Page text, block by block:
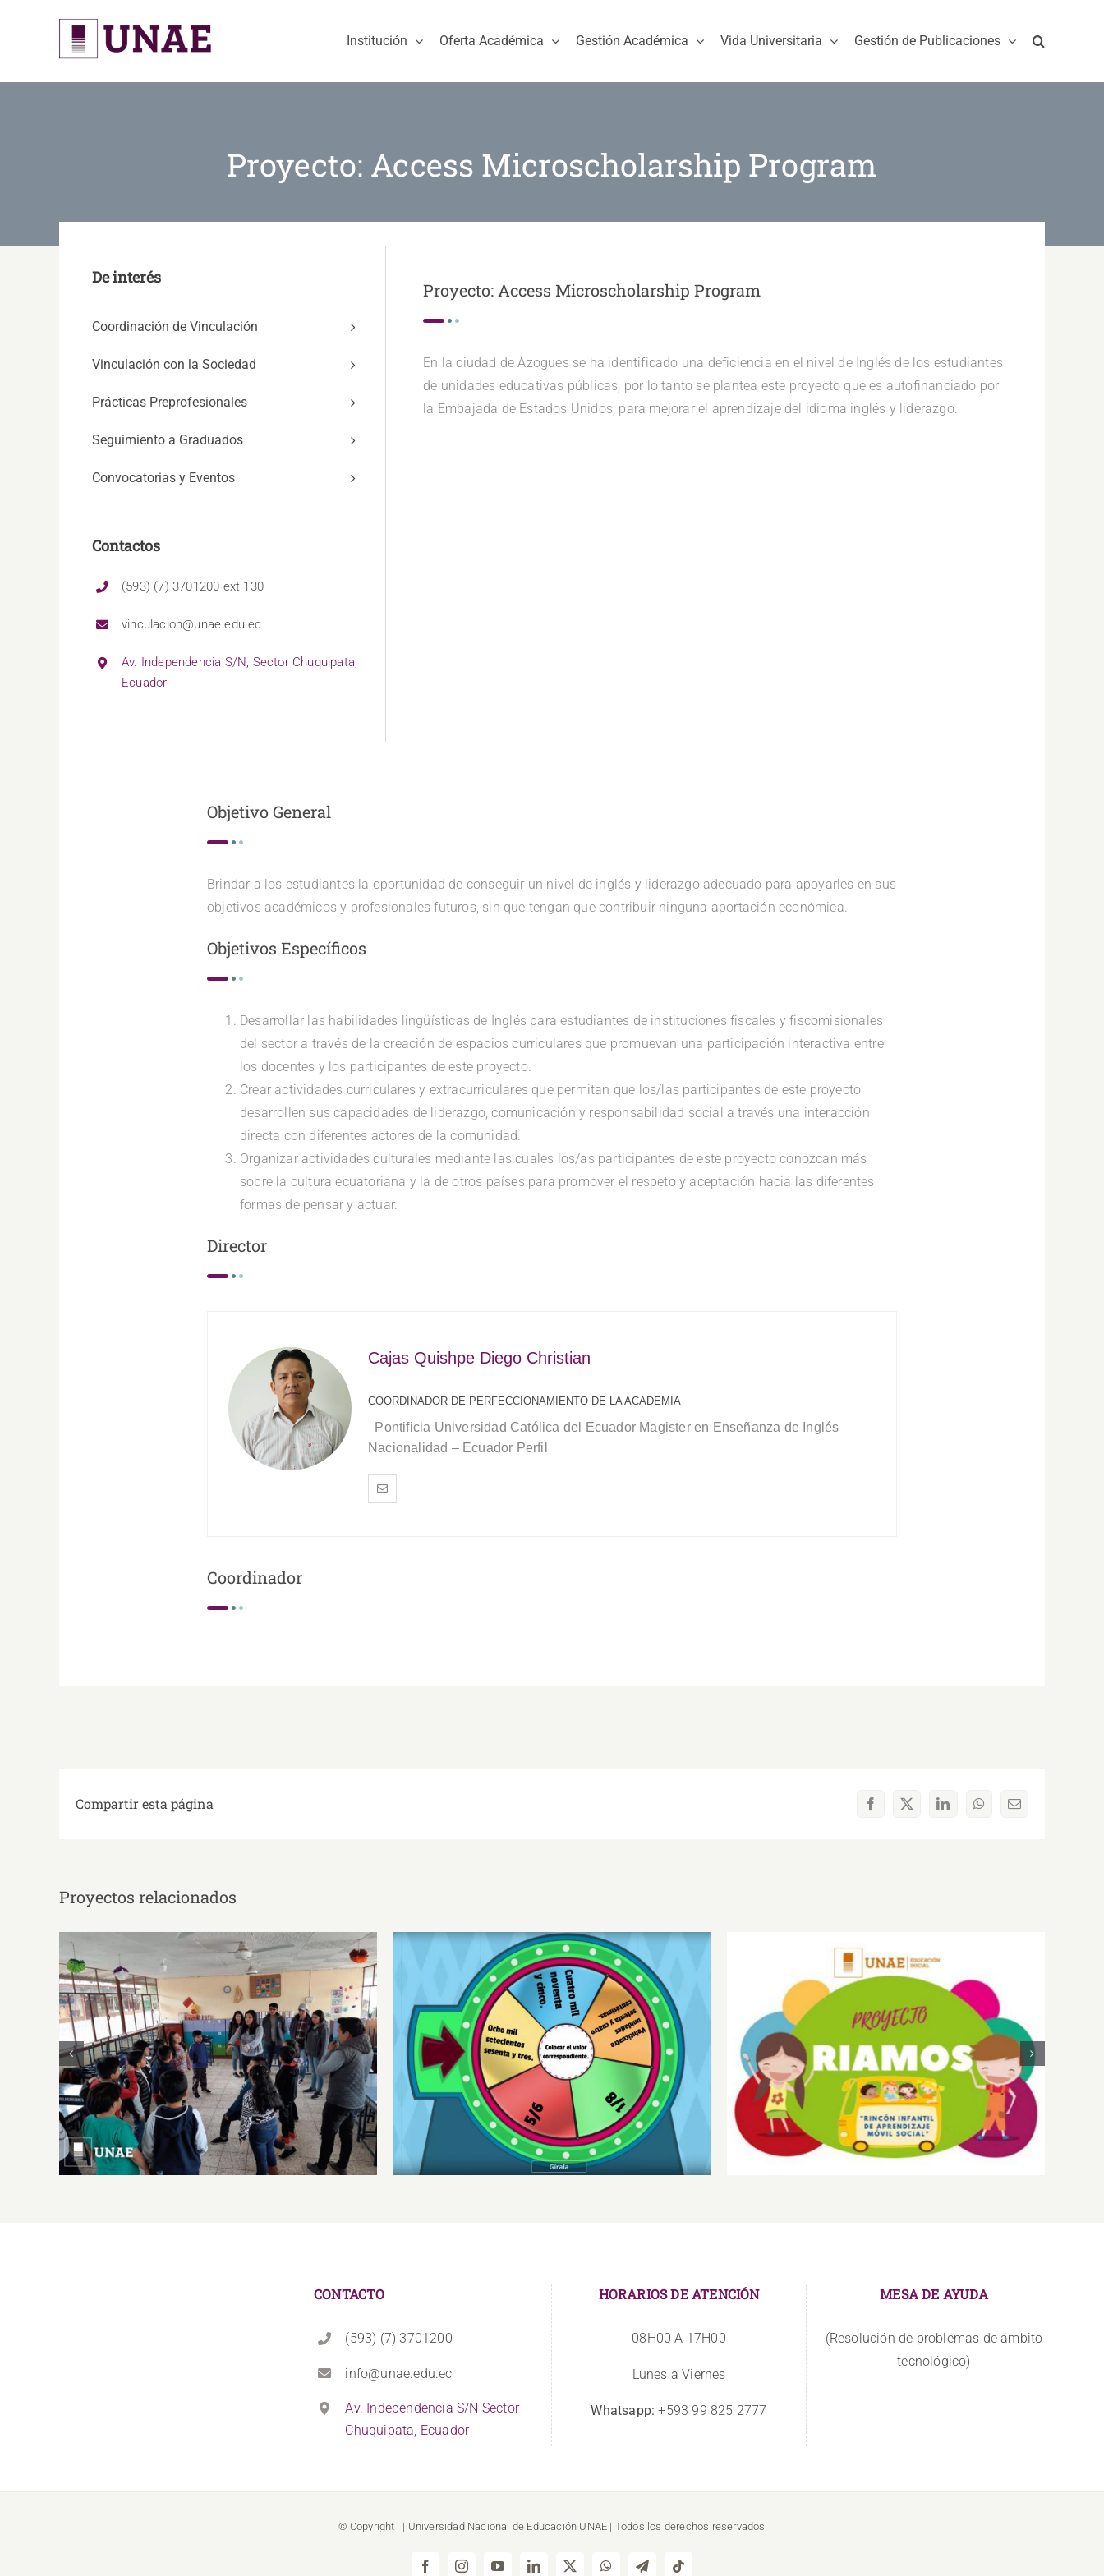
Institución Oferta Académica Gestión Académica Vida Universitaria Gestión de Publicaciones
Proyecto: Access Microscholarship Program
De interés
Coordinación de Vinculación
Vinculación con la Sociedad
Prácticas Preprofesionales
Seguimiento a Graduados
Convocatorias y Eventos
Contactos
(593) (7) 3701200 ext 130
vinculacion@unae.edu.ec
Av. Independencia S/N, Sector Chuquipata,
Ecuador
Proyecto: Access Microscholarship Program
En la ciudad de Azogues se ha identificado una deficiencia en el nivel de Inglés de los estudiantes
de unidades educativas públicas, por lo tanto se plantea este proyecto que es autofinanciado por
la Embajada de Estados Unidos, para mejorar el aprendizaje del idioma inglés y liderazgo.
Objetivo General
Brindar a los estudiantes la oportunidad de conseguir un nivel de inglés y liderazgo adecuado para apoyarles en sus
objetivos académicos y profesionales futuros, sin que tengan que contribuir ninguna aportación económica.
Objetivos Específicos
Desarrollar las habilidades lingüísticas de Inglés para estudiantes de instituciones fiscales y fiscomisionales
del sector a través de la creación de espacios curriculares que promuevan una participación interactiva entre
los docentes y los participantes de este proyecto.
Crear actividades curriculares y extracurriculares que permitan que los/las participantes de este proyecto
desarrollen sus capacidades de liderazgo, comunicación y responsabilidad social a través una interacción
directa con diferentes actores de la comunidad.
Organizar actividades culturales mediante las cuales los/as participantes de este proyecto conozcan más
sobre la cultura ecuatoriana y la de otros países para promover el respeto y aceptación hacia las diferentes
formas de pensar y actuar.
Director
Cajas Quishpe Diego Christian
COORDINADOR DE PERFECCIONAMIENTO DE LA ACADEMIA
Pontificia Universidad Católica del Ecuador Magister en Enseñanza de Inglés
Nacionalidad – Ecuador Perfil
Coordinador
Compartir esta página Facebook
X LinkedInWhatsAppCorreo
Proyectos relacionados
Proyecto: Having fun and
teaching/learning English (divirtiéndonos
y enseñando/ aprendiendo Inglés)
Proyecto: Reforzando mis habilidades en
Matemática y Lengua y Literatura
Proyecto: Rincón Infantil de Aprendizaje
Móvil – Social (RIAMOS) – FASE 1
CONTACTO
(593) (7) 3701200
info@unae.edu.ec
Av. Independencia S/N Sector
Chuquipata, Ecuador
HORARIOS DE ATENCIÓN
08H00 A 17H00
Lunes a Viernes
Whatsapp: +593 99 825 2777
MESA DE AYUDA
(Resolución de problemas de ámbito
tecnológico)
© Copyright | Universidad Nacional de Educación UNAE | Todos los derechos reservados
FacebookInstagramYouTubeLinkedIn
X WhatsAppTelegramTiktok